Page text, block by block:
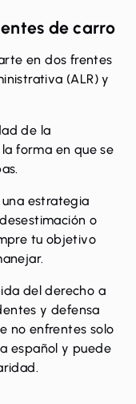
de carro
en dos frentes
(ALR) y
de la
forma en que se
estrategia
o
tu objetivo
del derecho a
y defensa
no enfrentes solo
español y puede